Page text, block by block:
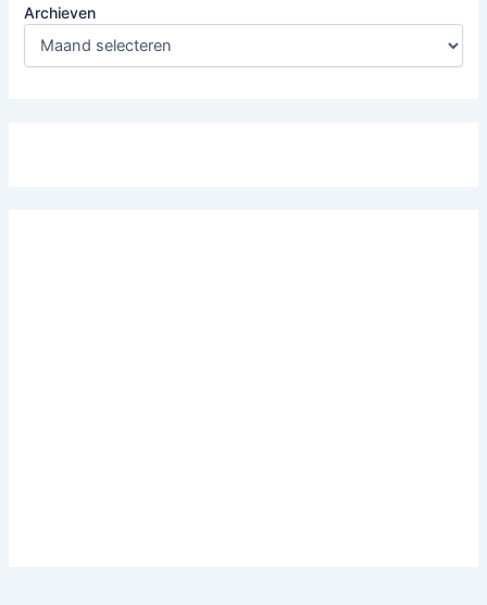
Archieven